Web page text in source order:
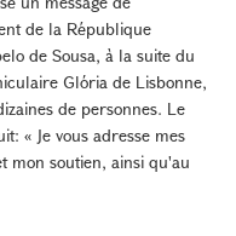
de la République
de Sousa, à la suite du
Glória de Lisbonne,
de personnes. Le
« Je vous adresse mes
mon soutien, ainsi qu'au